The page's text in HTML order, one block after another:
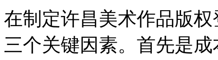
在制定许昌美术作品版
三个关键因素。首先是